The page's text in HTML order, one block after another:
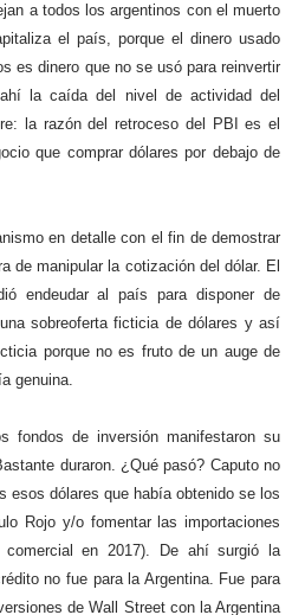
a todos los argentinos con el muerto
el país, porque el dinero usado
es dinero que no se usó para reinvertir
la caída del nivel de actividad del
la razón del retroceso del PBI es el
que comprar dólares por debajo de
en detalle con el fin de demostrar
de manipular la cotización del dólar. El
endeudar al país para disponer de
sobreoferta ficticia de dólares y así
porque no es fruto de un auge de
genuina.
fondos de inversión manifestaron su
duraron. ¿Qué pasó? Caputo no
esos dólares que había obtenido se los
Rojo y/o fomentar las importaciones
en 2017). De ahí surgió la
no fue para la Argentina. Fue para
de Wall Street con la Argentina